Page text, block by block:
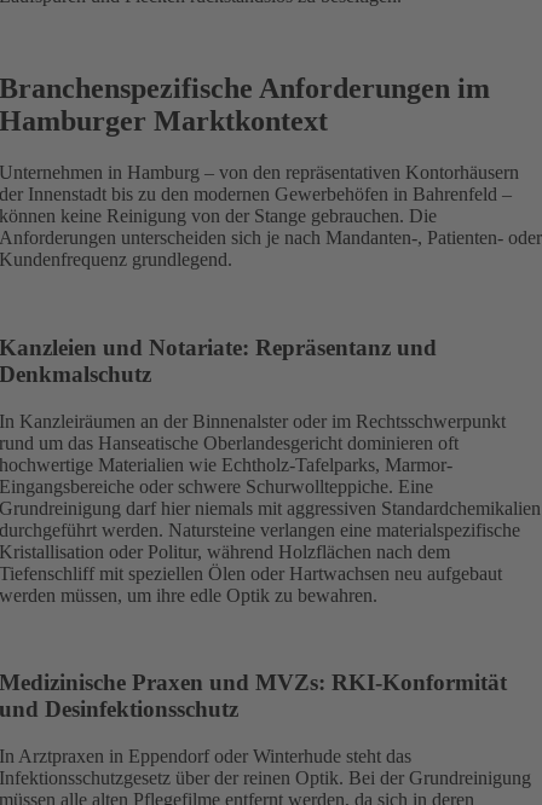
Branchenspezifische Anforderungen im
Hamburger Marktkontext
Unternehmen in Hamburg – von den repräsentativen Kontorhäusern
der Innenstadt bis zu den modernen Gewerbehöfen in Bahrenfeld –
können keine Reinigung von der Stange gebrauchen. Die
Anforderungen unterscheiden sich je nach Mandanten-, Patienten- oder
Kundenfrequenz grundlegend.
Kanzleien und Notariate: Repräsentanz und
Denkmalschutz
In Kanzleiräumen an der Binnenalster oder im Rechtsschwerpunkt
rund um das Hanseatische Oberlandesgericht dominieren oft
hochwertige Materialien wie Echtholz-Tafelparks, Marmor-
Eingangsbereiche oder schwere Schurwollteppiche. Eine
Grundreinigung darf hier niemals mit aggressiven Standardchemikalien
durchgeführt werden. Natursteine verlangen eine materialspezifische
Kristallisation oder Politur, während Holzflächen nach dem
Tiefenschliff mit speziellen Ölen oder Hartwachsen neu aufgebaut
werden müssen, um ihre edle Optik zu bewahren.
Medizinische Praxen und MVZs: RKI-Konformität
und Desinfektionsschutz
In Arztpraxen in Eppendorf oder Winterhude steht das
Infektionsschutzgesetz über der reinen Optik. Bei der Grundreinigung
müssen alle alten Pflegefilme entfernt werden, da sich in deren